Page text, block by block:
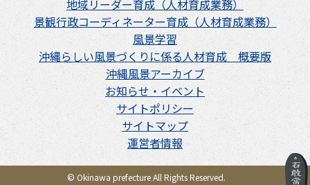
地域リーダー育成（人材育成業務）
景観行政コーディネーター育成（人材育成業務）
風景学習
沖縄らしい風景づくりに係る人材育成 概要版
沖縄風景アーカイブ
お知らせ・イベント
サイトポリシー
サイトマップ
運営者情報
© Okinawa prefecture All Rights Reserved.